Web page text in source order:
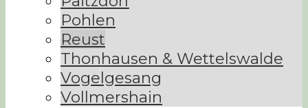
Pohlen
Reust
Thonhausen & Wettelswalde
Vogelgesang
Vollmershain